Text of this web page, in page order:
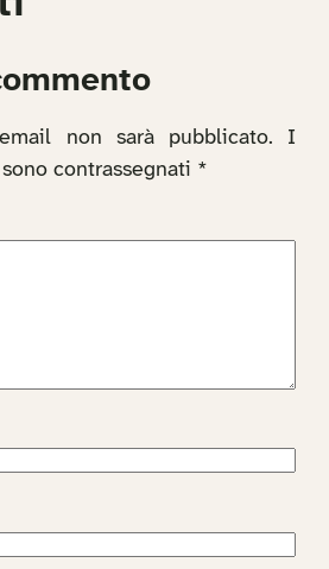
non sarà pubblicato.
I
contrassegnati *